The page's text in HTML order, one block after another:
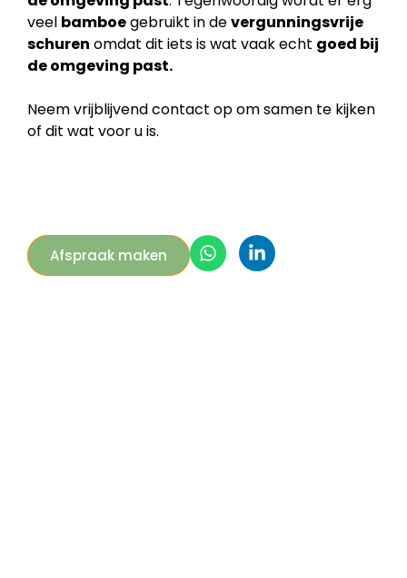
veel bamboegebruikt in devergunningsvrije
schuren omdat dit iets is wat vaak echt goed bij
de omgeving past.
Neem vrijblijvend contact op om samen te kijken
of dit wat voor u is.
Afspraak maken